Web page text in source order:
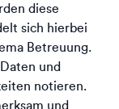
diese
sich hierbei
Betreuung.
und
notieren.
und